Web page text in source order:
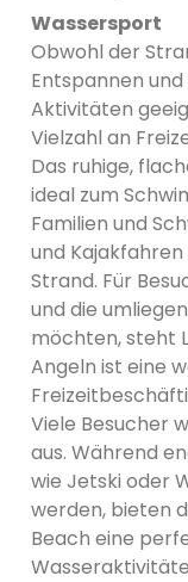
Wassersport
Obwohl der
Entspannen
Aktivitäten
Vielzahl an
Das ruhige,
ideal zum
Familien und
und
Strand. Für
und die
möchten, steht
Angeln ist eine
Viele Besucher
aus. Während
wie Jetski oder
werden, bieten
Beach eine